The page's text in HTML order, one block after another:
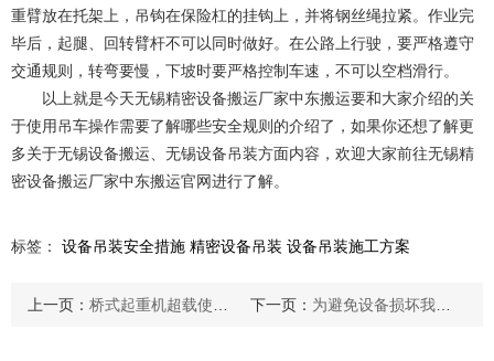
重臂放在托架上，吊钩在保险杠的挂钩上，并将钢丝绳拉紧。作业完
毕后，起腿、回转臂杆不可以同时做好。在公路上行驶，要严格遵守
交通规则，转弯要慢，下坡时要严格控制车速，不可以空档滑行。
以上就是今天无锡精密设备搬运厂家中东搬运要和大家介绍的关
于使用吊车操作需要了解哪些安全规则的介绍了，如果你还想了解更
多关于无锡设备搬运、无锡设备吊装方面内容，欢迎大家前往无锡精
密设备搬运厂家中东搬运官网进行了解。
标签： 设备吊装安全措施 精密设备吊装 设备吊装施工方案
上一页： 桥式起重机超载使用会造成哪些危害？ 下一页： 为避免设备损坏我们该如何掌握好无锡精密设备搬运技巧？